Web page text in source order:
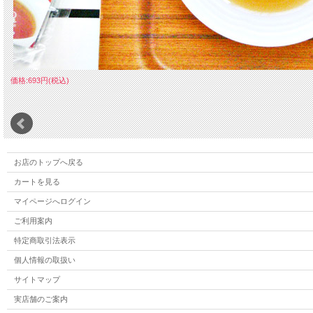
価格:693円(税込)
お店のトップへ戻る
カートを見る
マイページへログイン
ご利用案内
特定商取引法表示
個人情報の取扱い
サイトマップ
実店舗のご案内